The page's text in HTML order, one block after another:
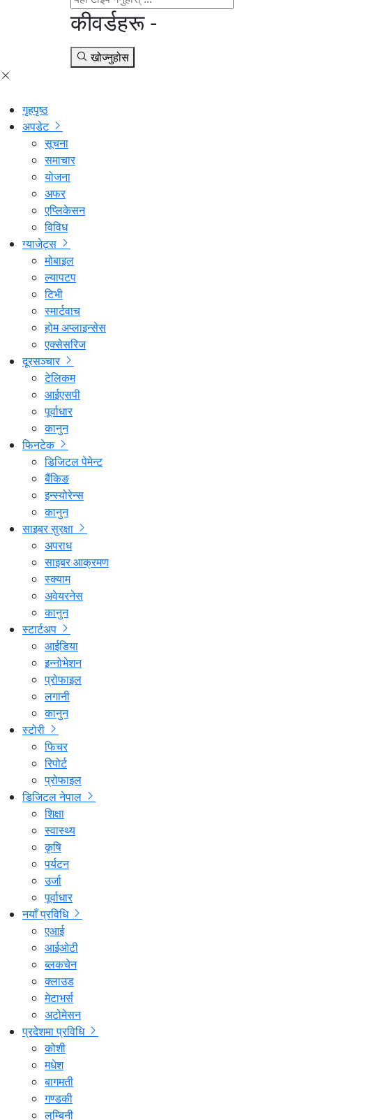
कीवर्डहरू -
खोज्नुहोस
गृहपृष्ठ
अपडेट
सूचना
समाचार
योजना
अफर
एप्लिकेसन
विविध
ग्याजेट्स
मोबाइल
ल्यापटप
टिभी
स्मार्टवाच
होम अप्लाइन्सेस
एक्सेसरिज
दूरसञ्चार
टेलिकम
आईएसपी
पूर्वाधार
कानुन
फिनटेक
डिजिटल पेमेन्ट
बैंकिङ
इन्स्योरेन्स
कानुन
साइबर सुरक्षा
अपराध
साइबर आक्रमण
स्क्याम
अवेयरनेस
कानुन
स्टार्टअप
आईडिया
इन्नोभेशन
प्रोफाइल
लगानी
कानुन
स्टोरी
फिचर
रिपोर्ट
प्रोफाइल
डिजिटल नेपाल
शिक्षा
स्वास्थ्य
कृषि
पर्यटन
उर्जा
पूर्वाधार
नयाँ प्रविधि
एआई
आईओटी
ब्लकचेन
क्लाउड
मेटाभर्स
अटोमेसन
प्रदेशमा प्रविधि
कोशी
मधेश
बागमती
गण्डकी
लुम्बिनी